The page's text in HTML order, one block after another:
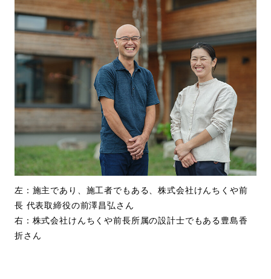
左：施主であり、施工者でもある、株式会社けんちくや前
長 代表取締役の前澤昌弘さん
右：株式会社けんちくや前長所属の設計士でもある豊島香
折さん